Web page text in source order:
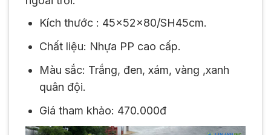
Kích thước : 45x52x80/SH45cm.
Chất liệu: Nhựa PP cao cấp.
Màu sắc: Trắng, đen, xám, vàng ,xanh
quân đội.
Giá tham khảo: 470.000đ